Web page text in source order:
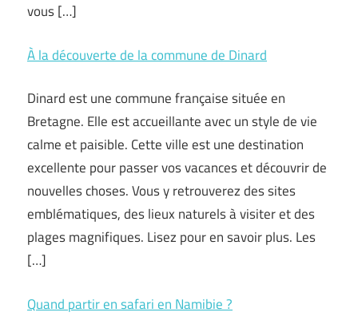
vous […]
À la découverte de la commune de Dinard
Dinard est une commune française située en
Bretagne. Elle est accueillante avec un style de vie
calme et paisible. Cette ville est une destination
excellente pour passer vos vacances et découvrir de
nouvelles choses. Vous y retrouverez des sites
emblématiques, des lieux naturels à visiter et des
plages magnifiques. Lisez pour en savoir plus. Les
[…]
Quand partir en safari en Namibie ?